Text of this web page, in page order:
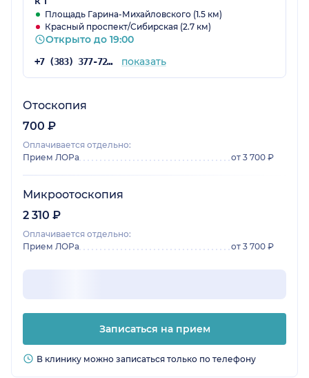
Площадь Гарина-Михайловского (1.5 км)
Красный проспект/Сибирская (2.7 км)
Открыто до 19:00
+7 (383) 377-72-59 показать
Отоскопия
700 ₽
Оплачивается отдельно:
Прием ЛОРа
от 3 700 ₽
Микроотоскопия
2 310 ₽
Оплачивается отдельно:
Прием ЛОРа
от 3 700 ₽
Записаться на прием
В клинику можно записаться только по телефону